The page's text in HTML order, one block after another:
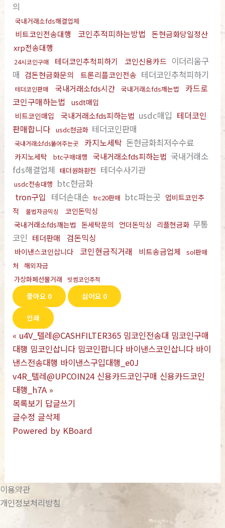
의
국내거래소fds해결업체
비트코인전송대행 코인추적피하는방법
돈현금화당일정산
xrp전송대행
24시코인구매 테더코인추척피하기 코인신용카드 이더리움구
매 검돈현금화문의 트론리플코인전송 테더코인추척피하기
테더코인판매 국내거래소fds시간 국내거래소fds깨는법
카드로
코인구매하는법
usdt매입
비트코인매입
국내거래소fds피하는법 usdc매입 테더코인
판매합니다 usdc현금화 테더코인판매
국내거래소fds뚫어주는곳 카지노세탁 돈현금화최저수수료
카지노세탁 btc구매대행 국내거래소fds피하는법 국내거래소
fds해결업체 태더원화환전 테더수사기관
usdc전송대행 btc현금화
tron구입 테더손대손 trc20판매 btc파는곳 업비트코인추
적
불법자금믹싱
코인돈믹싱
국내거래소fds깨는법
돈세탁문의 언더돈믹싱 리플현금화 무통
코인 테더판매 검돈믹싱
바이낸스코인삽니다 코인현금직거래 비트송금업체
sol판매
처
해외자금
가상화폐선물거래
빗썸코인추적
좋아요 0 싫어요 0
인쇄
« u4V_텔레@CASHFILTER365 밈코인전송대 밈코인구매
대행 밈코인삽니다 밈코인팝니다 바이낸스코인삽니다 바이
낸스전송대행 바이낸스구입대행_e0J
v4R_텔레@UPCOIN24 신용카드코인구매 신용카드코인
대행_h7A »
목록보기 답글쓰기
글수정 글삭제
Powered by KBoard
이용약관
개인정보처리방침